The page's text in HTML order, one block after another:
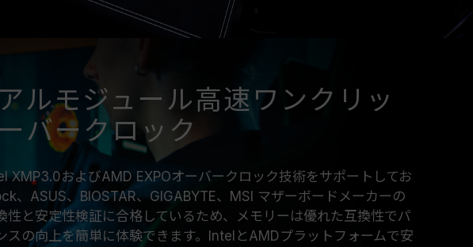
ルモジュール高速ワンクリッ
バークロック
XMP3.0およびAMD EXPOオーバークロック技術をサポートしてお
、ASUS、BIOSTAR、GIGABYTE、MSI マザーボードメーカーの
性と安定性検証に合格しているため、メモリーは優れた互換性でパ
スの向上を簡単に体験できます。IntelとAMDプラットフォームで安